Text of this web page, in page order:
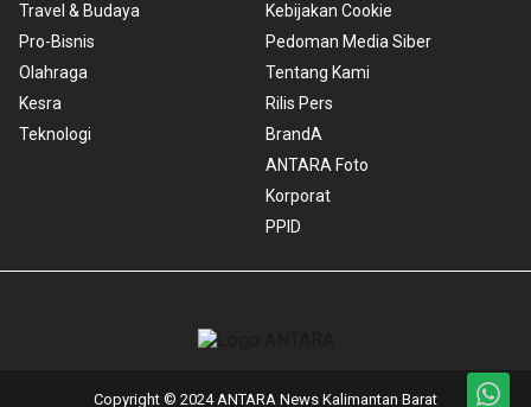
Travel & Budaya
Pro-Bisnis
Olahraga
Kesra
Teknologi
Kebijakan Cookie
Pedoman Media Siber
Tentang Kami
Rilis Pers
BrandA
ANTARA Foto
Korporat
PPID
Copyright © 2024 ANTARA News Kalimantan Barat